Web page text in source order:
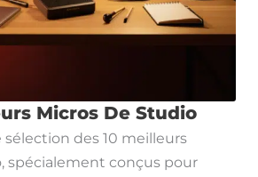
Micros De Studio
des 10 meilleurs
spécialement conçus pour